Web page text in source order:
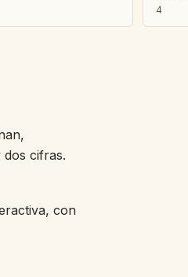
4
dos cifras.
con